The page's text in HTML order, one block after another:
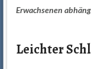
Erwachsenen
Leichter